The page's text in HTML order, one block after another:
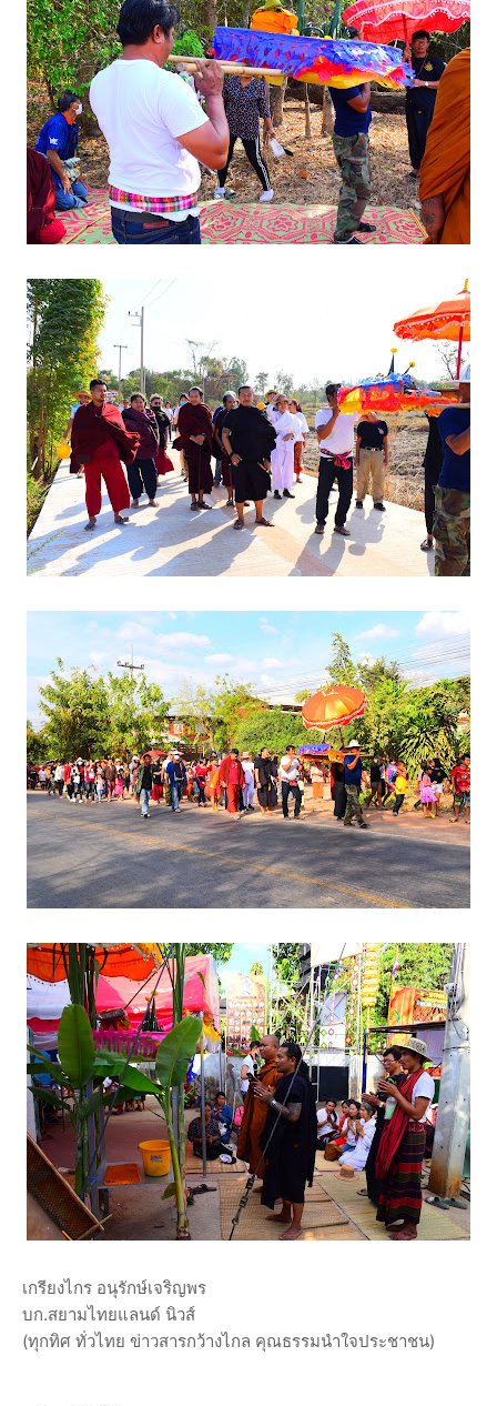
เกรียงไกร อนุรักษ์เจริญพร
บก.สยามไทยแลนด์ นิวส์
(ทุกทิศ ทั่วไทย ข่าวสารกว้างไกล คุณธรรมนำใจประชาชน)